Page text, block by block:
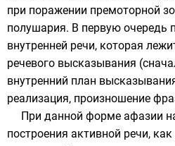
при поражении премоторной
полушария. В первую очередь
внутренней речи, которая
речевого высказывания
внутренний план
реализация, произношение
При данной форме афазии
построения активной речи, как